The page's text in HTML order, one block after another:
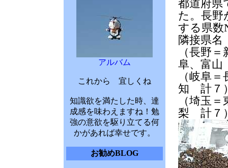
アルバム
これから 宜しくね
知識欲を満たした時、達
成感を味わえますね！勉
強の意欲を駆り立てる何
かがあれば幸せです。
お勧めBLOG
都道府県
た。長野
する県数
隣接県名
（長野
阜、富
（岐阜
知 計７
（埼玉
梨 計７